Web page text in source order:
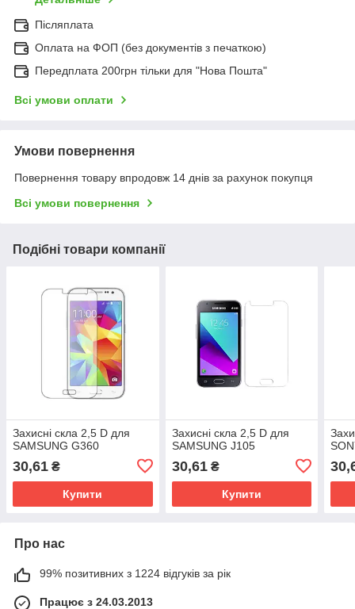
Післяплата
Оплата на ФОП (без документів з печаткою)
Передплата 200грн тільки для "Нова Пошта"
Всі умови оплати
Умови повернення
Повернення товару впродовж 14 днів за рахунок покупця
Всі умови повернення
Подібні товари компанії
Захисні скла 2,5 D для
SAMSUNG G360
30,61 ₴
Купити
Захисні скла 2,5 D для
SAMSUNG J105
30,61₴
Купити
Про нас
99% позитивних з 1224 відгуків за рік
Працює з 24.03.2013